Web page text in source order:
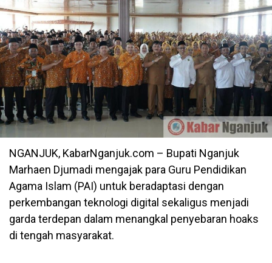
NGANJUK, KabarNganjuk.com – Bupati Nganjuk
Marhaen Djumadi mengajak para Guru Pendidikan
Agama Islam (PAI) untuk beradaptasi dengan
perkembangan teknologi digital sekaligus menjadi
garda terdepan dalam menangkal penyebaran hoaks
di tengah masyarakat.